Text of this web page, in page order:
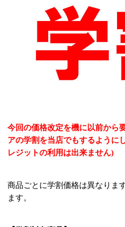
今回の価格改定を機に以前から
アの学割を当店でもするように
レジットの利用は出来ません)
商品ごとに学割価格は異なりま
ます。